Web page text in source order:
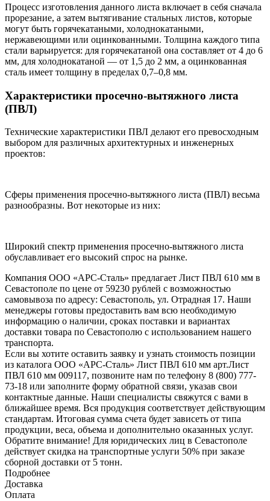
Процесс изготовления данного листа включает в себя сначала
прорезание, а затем вытягивание стальных листов, которые
могут быть горячекатаными, холоднокатаными,
нержавеющими или оцинкованными. Толщина каждого типа
стали варьируется: для горячекатаной она составляет от 4 до 6
мм, для холоднокатаной — от 1,5 до 2 мм, а оцинкованная
сталь имеет толщину в пределах 0,7–0,8 мм.
Характеристики просечно-вытяжного листа
(ПВЛ)
Технические характеристики ПВЛ делают его превосходным
выбором для различных архитектурных и инженерных
проектов:
Сферы применения просечно-вытяжного листа (ПВЛ) весьма
разнообразны. Вот некоторые из них:
Широкий спектр применения просечно-вытяжного листа
обуславливает его высокий спрос на рынке.
Компания ООО «АРС-Сталь» предлагает Лист ПВЛ 610 мм в
Севастополе по цене от 59230 рублей с возможностью
самовывоза по адресу: Севастополь, ул. Отрадная 17. Наши
менеджеры готовы предоставить вам всю необходимую
информацию о наличии, сроках поставки и вариантах
доставки товара по Севастополю с использованием нашего
транспорта.
Если вы хотите оставить заявку и узнать стоимость позиции
из каталога ООО «АРС-Сталь» Лист ПВЛ 610 мм арт.Лист
ПВЛ 610 мм 009117, позвоните нам по телефону 8 (800) 777-
73-18 или заполните форму обратной связи, указав свои
контактные данные. Наши специалисты свяжутся с вами в
ближайшее время. Вся продукция соответствует действующим
стандартам. Итоговая сумма счета будет зависеть от типа
продукции, веса, объема и дополнительно оказанных услуг.
Обратите внимание! Для юридических лиц в Севастополе
действует скидка на транспортные услуги 50% при заказе
сборной доставки от 5 тонн.
Подробнее
Доставка
Оплата